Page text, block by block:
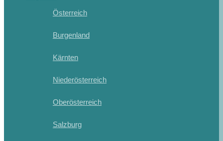
Österreich
Burgenland
Kärnten
Niederösterreich
Oberösterreich
Salzburg